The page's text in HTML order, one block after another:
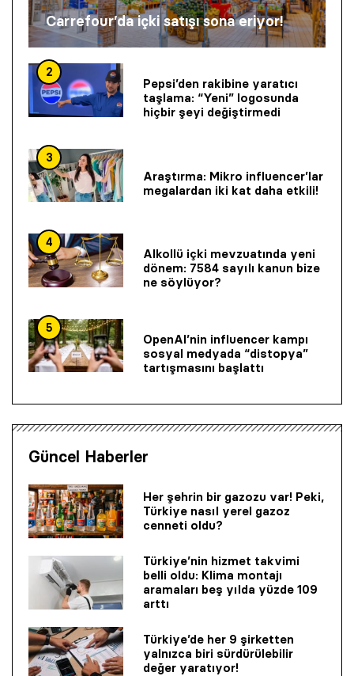
Carrefour’da içki satışı sona eriyor!
2
Pepsi’den rakibine yaratıcı
taşlama: “Yeni” logosunda
hiçbir şeyi değiştirmedi
3
Araştırma: Mikro influencer’lar
megalardan iki kat daha etkili!
4
Alkollü içki mevzuatında yeni
dönem: 7584 sayılı kanun bize
ne söylüyor?
5
OpenAI’nin influencer kampı
sosyal medyada “distopya”
tartışmasını başlattı
Güncel Haberler
Her şehrin bir gazozu var! Peki,
Türkiye nasıl yerel gazoz
cenneti oldu?
Türkiye’nin hizmet takvimi
belli oldu: Klima montajı
aramaları beş yılda yüzde 109
arttı
Türkiye’de her 9 şirketten
yalnızca biri sürdürülebilir
değer yaratıyor!